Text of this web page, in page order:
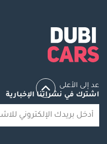
عد إلى الأعلى
اشترك في نشراتنا الإخبارية